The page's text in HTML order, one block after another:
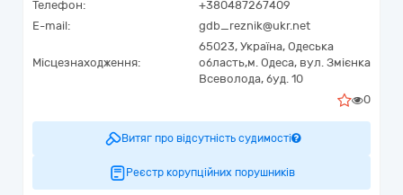
Телефон:
+380487267409
E-mail:
gdb_reznik@ukr.net
Місцезнаходження:
65023, Україна, Одеська
область,м. Одеса, вул. Змієнка
Всеволода, буд. 10
0
Витяг про відсутність судимості
Реєстр корупційних порушників